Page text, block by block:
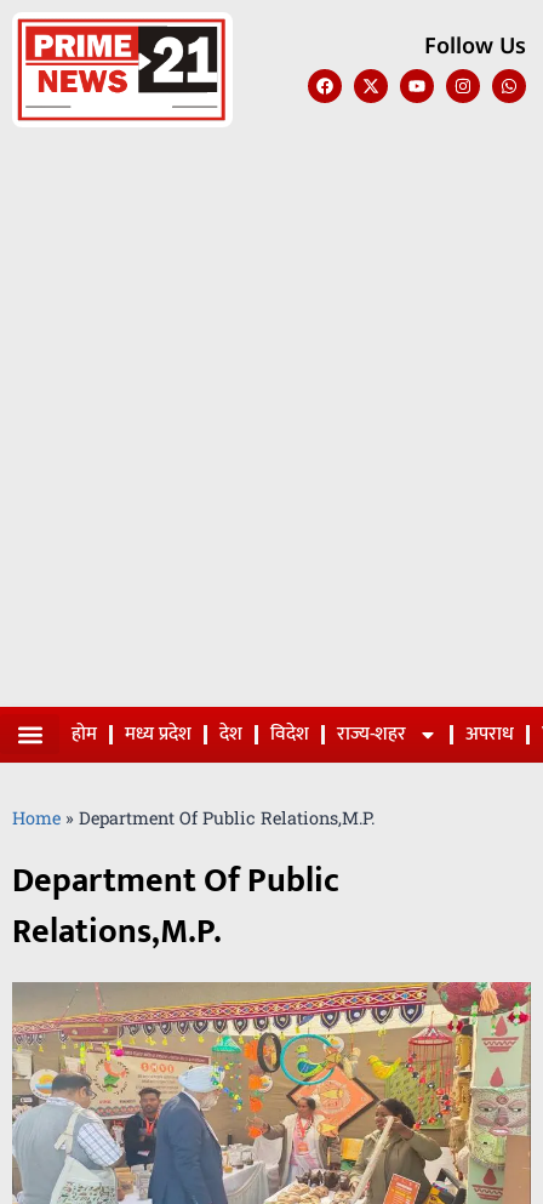
Follow Us
होम मध्य प्रदेश देश विदेश राज्य-शहर अपराध
Home » Department Of Public Relations,M.P.
Department Of Public
Relations,M.P.